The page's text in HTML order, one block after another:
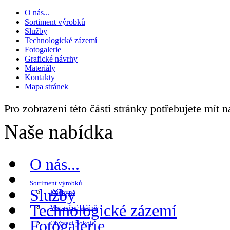
O nás...
Sortiment výrobků
Služby
Technologické zázemí
Fotogalerie
Grafické návrhy
Materiály
Kontakty
Mapa stránek
Pro zobrazení této části stránky potřebujete mít
Naše nabídka
O nás...
Sortiment výrobků
Kuchyně
Vestavěné skříně
Obývací pokoje
Služby
Technologické zázemí
Fotogalerie